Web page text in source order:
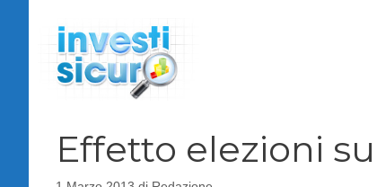
contenuto
Effetto elezioni